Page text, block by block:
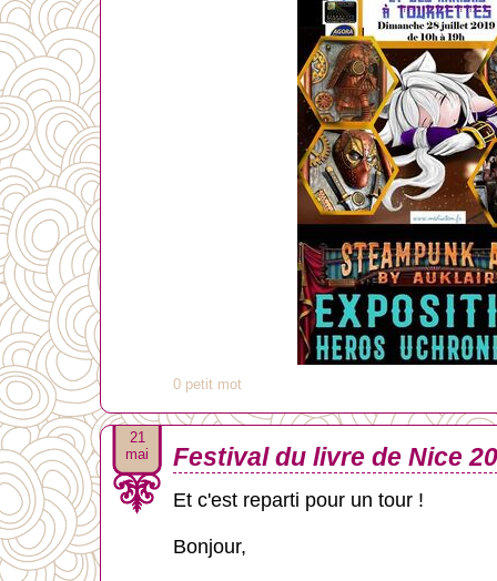
0 petit mot
21
mai
Festival du livre de Nice
Et c'est reparti pour un tour !
Bonjour,